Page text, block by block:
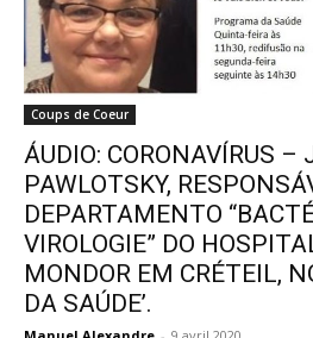
Coups de Coeur
ÁUDIO: CORONAVÍRUS –
PAWLOTSKY,
DEPARTAMENTO
VIROLOGIE” DO
MONDOR EM CRÉTEIL,
DA SAÚDE’.